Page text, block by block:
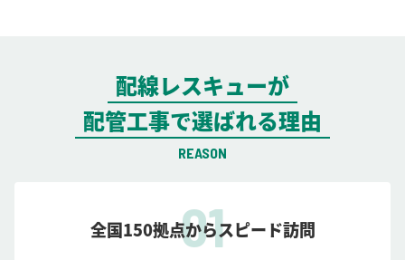
配線レスキューが
配管工事で選ばれる理由
REASON
全国150拠点からスピード訪問